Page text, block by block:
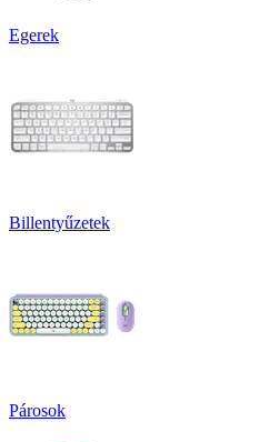
Egerek
Billentyűzetek
Párosok